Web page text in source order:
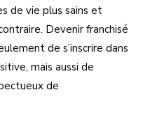
de vie plus sains et
Devenir franchisé
de s’inscrire dans
mais aussi de
de